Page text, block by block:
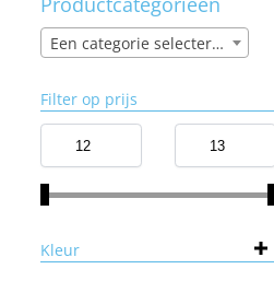
Een categorie selecteren
Filter op prijs
Kleur